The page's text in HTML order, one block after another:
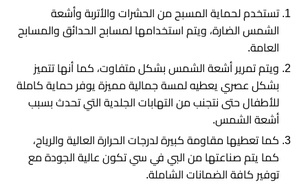
تستخدم لحماية المسبح من الحشرات والأتربة وأشعة
الشمس الضارة، ويتم استخدامها لمسابح الحدائق والمسابح
العامة.
ويتم تمرير أشعة الشمس بشكل متفاوت، كما أنها تتميز
بشكل عصري يعطيه لمسة جمالية مميزة يوفر حماية كاملة
للأطفال حتى نتجنب من التهابات الجلدية التي تحدث بسبب
أشعة الشمس.
كما تعطيها مقاومة كبيرة لدرجات الحرارة العالية والرياح،
كما يتم صناعتها من البي في سي تكون عالية الجودة مع
توفير كافة الضمانات الشاملة.